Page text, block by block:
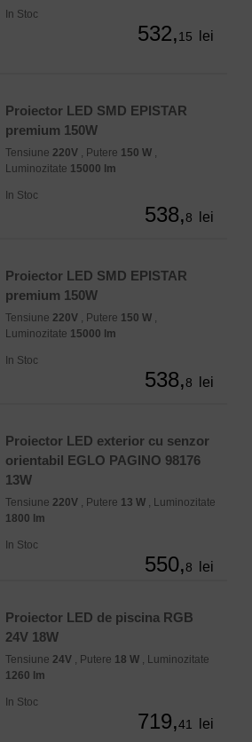
In Stoc
532,15 lei
Proiector LED SMD EPISTAR
premium 150W
Tensiune 220V , Putere 150 W ,
Luminozitate 15000 lm
In Stoc
538,8 lei
Proiector LED SMD EPISTAR
premium 150W
Tensiune 220V , Putere 150 W ,
Luminozitate 15000 lm
In Stoc
538,8 lei
Proiector LED exterior cu senzor
orientabil EGLO PAGINO 98176
13W
Tensiune 220V , Putere 13 W , Luminozitate
1800 lm
In Stoc
550,8 lei
Proiector LED de piscina RGB
24V 18W
Tensiune 24V , Putere 18 W , Luminozitate
1260 lm
In Stoc
719,41 lei